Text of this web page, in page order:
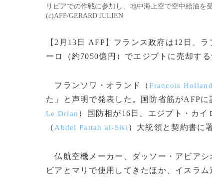
リビアでの作戦に参加し、地中海上空で空中給油を
(c)AFP/GERARD JULIEN
【2月13日 AFP】フランス政府は12日、ラ
ーロ（約7050億円）でエジプトに売却する
フランソワ・オランド（Francois
た」と声明で発表した。国防省筋がAFP
Le Drian ）国防相が16日、エジプト・カイ
（ Abdel Fattah al-Sisi ）大統領と契約書に
仏航空機メーカー、ダッソー・アビアシ
ビアとマリで使用してきたほか、イスラ